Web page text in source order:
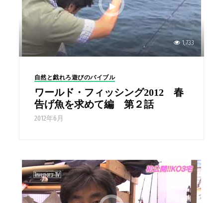
1,733
自然と戯れろ遊びのバイブル
ワールド・フィッシング2012 春
告げ魚を求めて編 第２話
2012年6月